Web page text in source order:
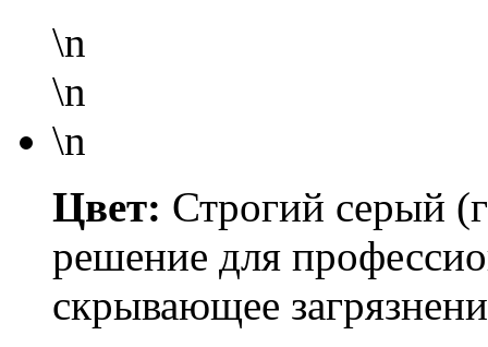
\n
\n
\n
Цвет: Строгий серый
решение для
скрывающее